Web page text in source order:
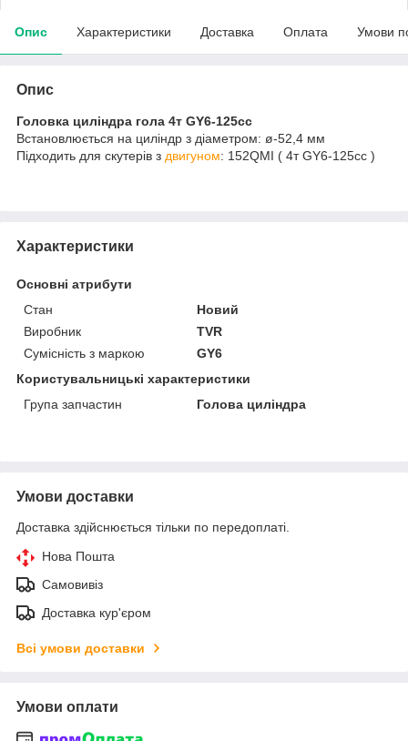
Опис Характеристики Доставка Оплата Умови
Опис
Головка циліндра гола 4т GY6-125cc
Встановлюється на циліндр з діаметром: ø-52,4 мм
Підходить для скутерів з двигуном: 152QMI ( 4т GY6-125cc )
Характеристики
Основні атрибути
Стан
Новий
Виробник
TVR
Сумісність з маркою
GY6
Користувальницькі характеристики
Група запчастин
Голова циліндра
Умови доставки
Доставка здійснюється тільки по передоплаті.
Нова Пошта
Самовивіз
Доставка кур'єром
Всі умови доставки
Умови оплати